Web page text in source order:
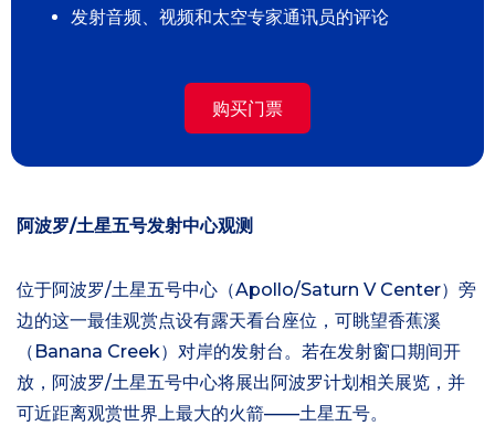
发射音频、视频和太空专家通讯员的评论
购买门票
阿波罗/土星五号发射中心观测
位于阿波罗/土星五号中心（Apollo/Saturn V Center）旁
边的这一最佳观赏点设有露天看台座位，可眺望香蕉溪
（Banana Creek）对岸的发射台。若在发射窗口期间开
放，阿波罗/土星五号中心将展出阿波罗计划相关展览，并
可近距离观赏世界上最大的火箭——土星五号。